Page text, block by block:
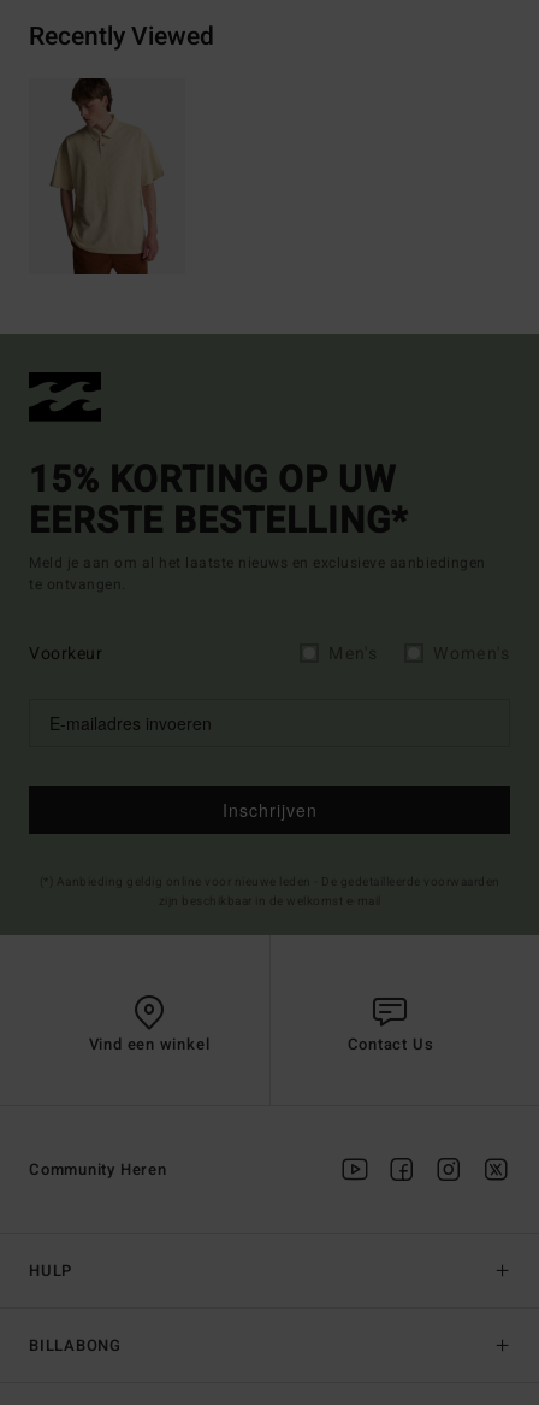
Recently Viewed
15% KORTING OP UW
EERSTE BESTELLING*
Meld je aan om al het laatste nieuws en exclusieve aanbiedingen
te ontvangen.
Voorkeur
Inschrijven
Vind een winkel Contact Us
HULP
BILLABONG
Community Heren